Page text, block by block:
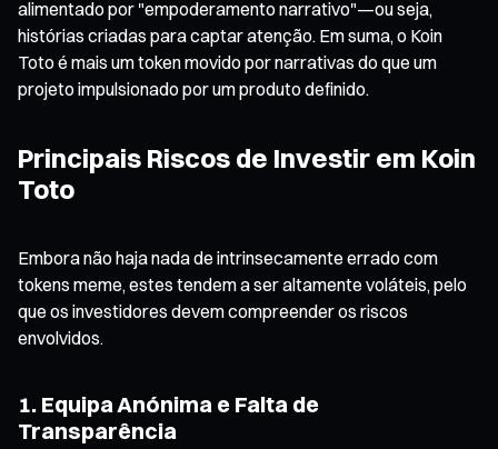
alimentado por "empoderamento narrativo"—ou seja,
histórias criadas para captar atenção. Em suma, o Koin
Toto é mais um token movido por narrativas do que um
projeto impulsionado por um produto definido.
Principais Riscos de Investir em Koin
Toto
Embora não haja nada de intrinsecamente errado com
tokens meme, estes tendem a ser altamente voláteis, pelo
que os investidores devem compreender os riscos
envolvidos.
1. Equipa Anónima e Falta de
Transparência